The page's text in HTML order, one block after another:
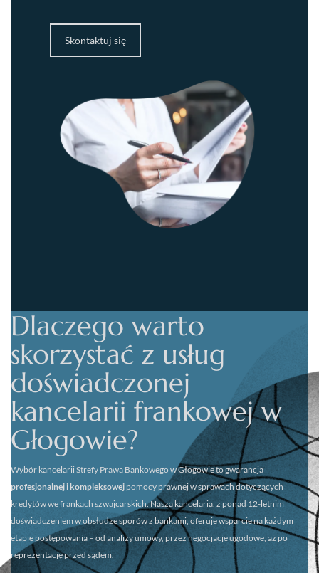
Skontaktuj się
Dlaczego warto
skorzystać z usług
doświadczonej
kancelarii frankowej w
Głogowie?
Wybór kancelariiStrefy Prawa Bankowego w Głogowieto gwarancja
profesjonalnej i kompleksowej pomocy prawnej w sprawach dotyczących
kredytów we frankach szwajcarskich. Nasza kancelaria, z ponad 12-letnim
doświadczeniem w obsłudze sporów z bankami, oferuje wsparcie na każdym
etapie postępowania – od analizy umowy, przez negocjacje ugodowe, aż po
reprezentację przed sądem.